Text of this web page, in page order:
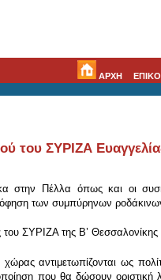
ΑΡΧΗ
του ΣΥΡΙΖΑ
στην Πέλλα όπως και οι
των συμπύρηνων ροδάκινων
του ΣΥΡΙΖΑ της Β’
αντιμετωπίζονται ως
που θα δώσουν